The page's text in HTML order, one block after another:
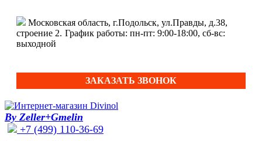
Московская область, г.Подольск, ул.Правды, д.38,
строение 2. График работы: пн-пт: 9:00-18:00, сб-вс:
выходной
ЗАКАЗАТЬ ЗВОНОК
By Zeller+Gmelin
+7 (499) 110-36-69